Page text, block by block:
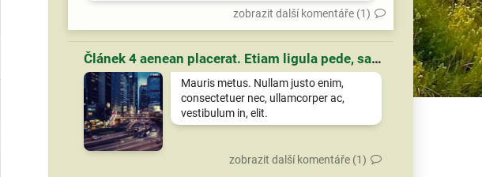
zobrazit další komentáře (1)
Článek 4 aenean placerat. Etiam ligula pede, sagittis quis, interdum ultricies, scelerisque eu.
Mauris metus. Nullam justo enim,
consectetuer nec, ullamcorper ac,
vestibulum in, elit.
zobrazit další komentáře (1)